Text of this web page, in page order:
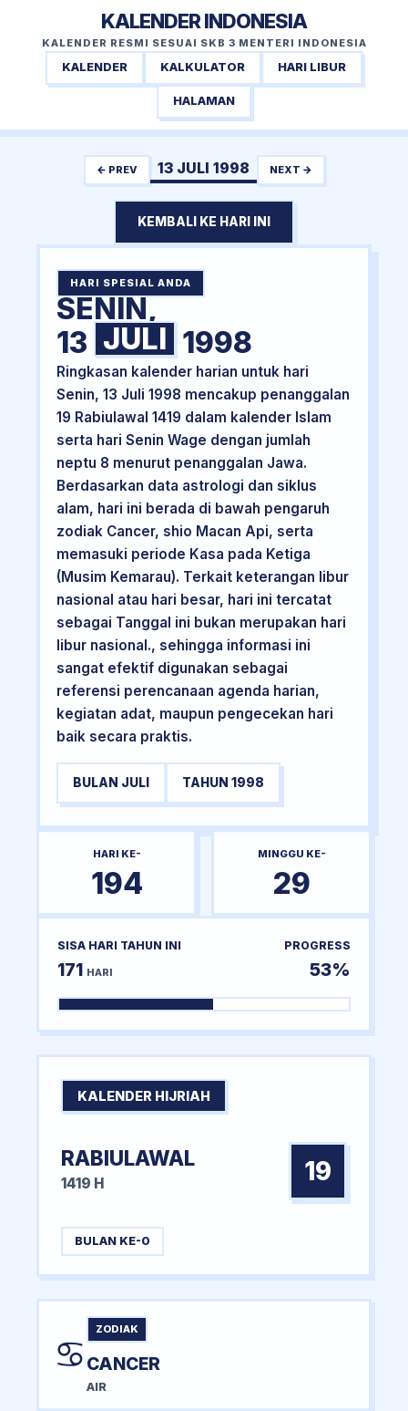
KALENDER INDONESIA
KALENDER RESMI SESUAI SKB 3 MENTERI INDONESIA
KALENDER KALKULATOR HARI LIBUR
HALAMAN
← PREV 13 JULI 1998 NEXT →
KEMBALI KE HARI INI
HARI SPESIAL ANDA
SENIN,
13 JULI 1998
Ringkasan kalender harian untuk hari
Senin, 13 Juli 1998 mencakup penanggalan
19 Rabiulawal 1419 dalam kalender Islam
serta hari Senin Wage dengan jumlah
neptu 8 menurut penanggalan Jawa.
Berdasarkan data astrologi dan siklus
alam, hari ini berada di bawah pengaruh
zodiak Cancer, shio Macan Api, serta
memasuki periode Kasa pada Ketiga
(Musim Kemarau). Terkait keterangan libur
nasional atau hari besar, hari ini tercatat
sebagai Tanggal ini bukan merupakan hari
libur nasional., sehingga informasi ini
sangat efektif digunakan sebagai
referensi perencanaan agenda harian,
kegiatan adat, maupun pengecekan hari
baik secara praktis.
BULAN JULI TAHUN 1998
HARI KE-
194
MINGGU KE-
29
SISA HARI TAHUN INI
171 HARI
PROGRESS
53%
KALENDER HIJRIAH
RABIULAWAL
1419 H 19
BULAN KE-0
♋
ZODIAK
CANCER
AIR